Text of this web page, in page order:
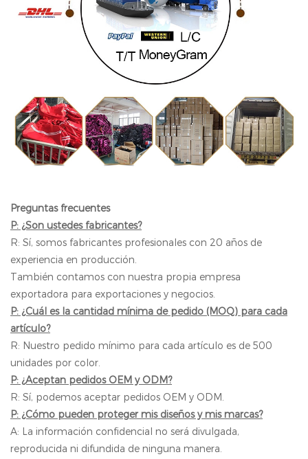
Preguntas frecuentes
P: ¿Son ustedes fabricantes?
R: Sí, somos fabricantes profesionales con 20 años de
experiencia en producción.
También contamos con nuestra propia empresa
exportadora para exportaciones y negocios.
P: ¿Cuál es la cantidad mínima de pedido (MOQ) para cada
artículo?
R: Nuestro pedido mínimo para cada artículo es de 500
unidades por color.
P: ¿Aceptan pedidos OEM y ODM?
R: Sí, podemos aceptar pedidos OEM y ODM.
P: ¿Cómo pueden proteger mis diseños y mis marcas?
A: La información confidencial no será divulgada,
reproducida ni difundida de ninguna manera.